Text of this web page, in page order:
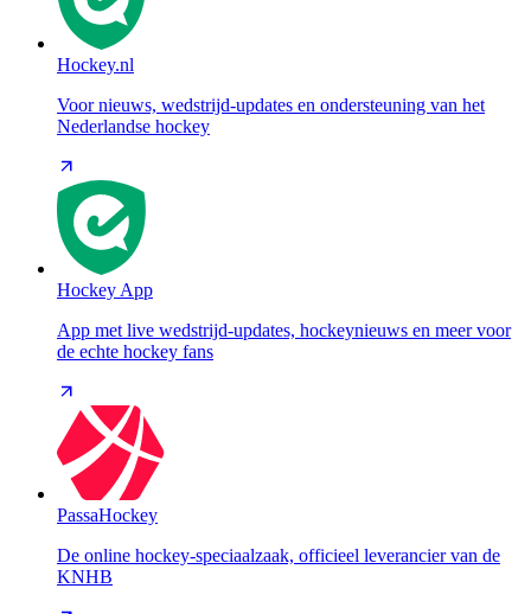
Hockey.nl
Voor nieuws, wedstrijd-updates en ondersteuning van het
Nederlandse hockey
Hockey App
App met live wedstrijd-updates, hockeynieuws en meer voor
de echte hockey fans
PassaHockey
De online hockey-speciaalzaak, officieel leverancier van de
KNHB